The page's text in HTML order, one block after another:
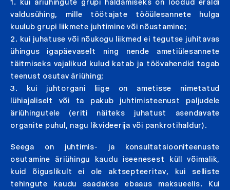
valdusühing, mille töötajate tööülesannete hulga
kuulub grupi liikmete juhtimine või nõustamine;
2. kui juhatuse või nõukogu liikmed ei tegutse juhitavas
ühingus igapäevaselt ning nende ametiülesannete
täitmiseks vajalikud kulud katab ja töövahendid tagab
teenust osutav äriühing;
3. kui juhtorgani liige on ametisse nimetatud
lühiajaliselt või ta pakub juhtimisteenust paljudele
äriühingutele (eriti näiteks juhatust asendavate
organite puhul, nagu likvideerija või pankrotihaldur).
Seega on juhtimis- ja konsultatsiooniteenuste
osutamine äriühingu kaudu iseenesest küll võimalik,
kuid õiguslikult ei ole aktsepteeritav, kui selliste
tehingute kaudu saadakse ebaaus maksueelis. Kui